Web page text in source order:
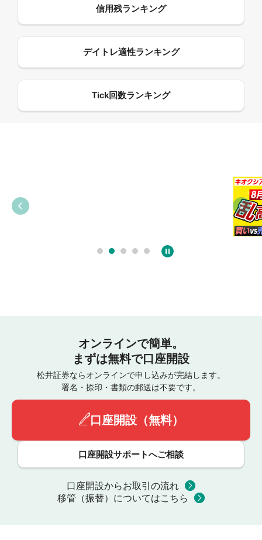
オンラインで簡単。
まずは無料で口座開設
松井証券ならオンラインで申し込みが完結します。
署名・捺印・書類の郵送は不要です。
口座開設（無料）
口座開設サポートへご相談
口座開設からお取引の流れ
移管（振替）についてはこちら